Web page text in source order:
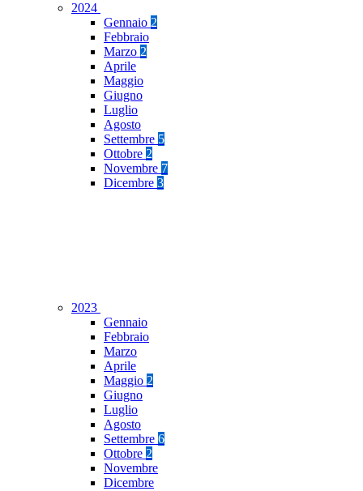
2024
Gennaio 2
Febbraio
Marzo 2
Aprile
Maggio
Giugno
Luglio
Agosto
Settembre 5
Ottobre 2
Novembre 7
Dicembre 3
2023
Gennaio
Febbraio
Marzo
Aprile
Maggio 2
Giugno
Luglio
Agosto
Settembre 6
Ottobre 2
Novembre
Dicembre